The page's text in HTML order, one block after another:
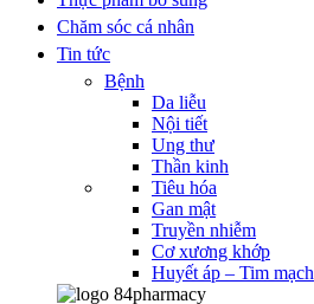
Chăm sóc cá nhân
Tin tức
Bệnh
Da liễu
Nội tiết
Ung thư
Thần kinh
Tiêu hóa
Gan mật
Truyền nhiễm
Cơ xương khớp
Huyết áp – Tim mạch